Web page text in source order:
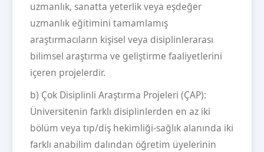
uzmanlık, sanatta yeterlik veya eşdeğer
uzmanlık eğitimini tamamlamış
araştırmacıların kişisel veya disiplinlerarası
bilimsel araştırma ve geliştirme faaliyetlerini
içeren projelerdir.
b) Çok Disiplinli Araştırma Projeleri (ÇAP):
Üniversitenin farklı disiplinlerden en az iki
bölüm veya tıp/diş hekimliği-sağlık alanında iki
farklı anabilim dalından öğretim üyelerinin